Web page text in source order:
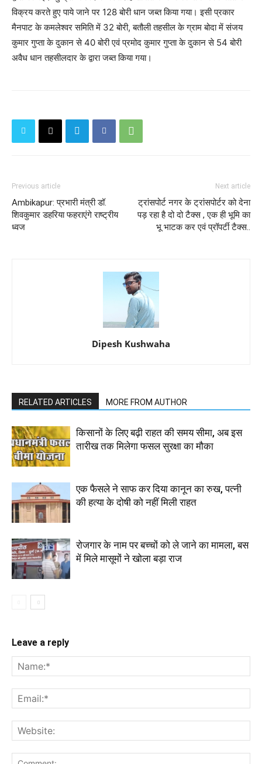
विक्रय करते हुए पाये जाने पर 128 बोरी धान जब्त किया गया। इसी प्रकार
मैनपाट के कमलेश्वर समिति में 32 बोरी, बतौली तहसील के ग्राम बोदा में संजय
कुमार गुप्ता के दुकान से 40 बोरी एवं प्रमोद कुमार गुप्ता के दुकान से 54 बोरी
अवैध धान तहसीलदार के द्वारा जब्त किया गया।
Previous article
Ambikapur: प्रभारी मंत्री डॉ.
शिवकुमार डहरिया फहराएंगे राष्ट्रीय
ध्वज
Next article
ट्रांसपोर्ट नगर के ट्रांसपोर्टर को देना
पड़ रहा है दो दो टैक्स , एक ही भूमि का
भू भाटक कर एवं प्रॉपर्टी टैक्स..
Dipesh Kushwaha
RELATED ARTICLES MORE FROM AUTHOR
किसानों के लिए बढ़ी राहत की समय सीमा, अब इस
तारीख तक मिलेगा फसल सुरक्षा का मौका
एक फैसले ने साफ कर दिया कानून का रुख, पत्नी
की हत्या के दोषी को नहीं मिली राहत
रोजगार के नाम पर बच्चों को ले जाने का मामला, बस
में मिले मासूमों ने खोला बड़ा राज
Leave a reply